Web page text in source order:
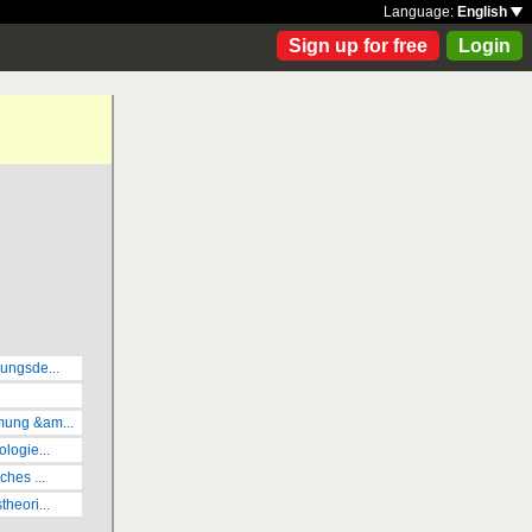
Language: English
Sign up for free Login
&am...
...